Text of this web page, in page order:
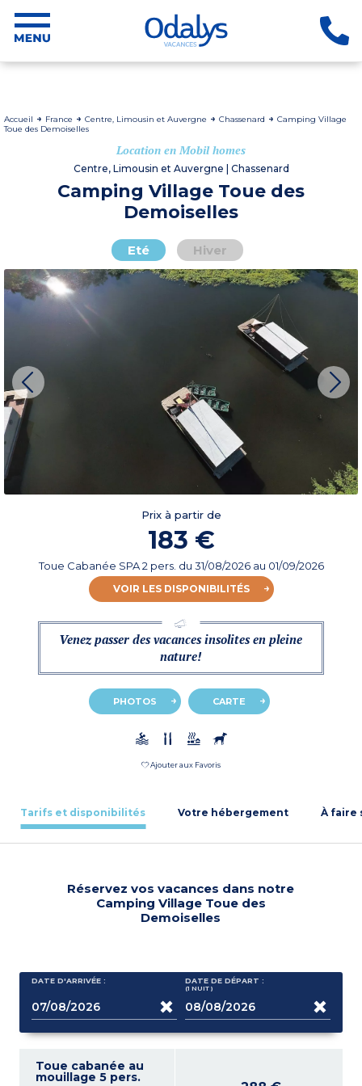
Accueil France Centre, Limousin et Auvergne Chassenard
Camping Village
Toue des Demoiselles
Location en Mobil homes
Centre, Limousin et Auvergne | Chassenard
Camping Village Toue des
Demoiselles
Eté Hiver
Prix à partir de
183 €
Toue Cabanée SPA 2 pers. du 31/08/2026au 01/09/2026
VOIR LES DISPONIBILITÉS
Venez passer des vacances insolites en pleine
nature!
PHOTOS CARTE
Ajouter aux Favoris
Tarifs et disponibilités Votre hébergement À faire
Réservez vos vacances dans notre
Camping Village Toue des
Demoiselles
DATE D'ARRIVÉE : DATE DE DÉPART :
(1 NUIT )
Toue cabanée au
mouillage 5 pers.